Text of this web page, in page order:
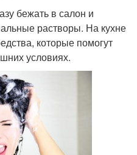
бежать в салон и
растворы. На кухне
которые помогут
условиях.